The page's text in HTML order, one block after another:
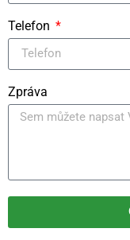
Telefon
Zpráva